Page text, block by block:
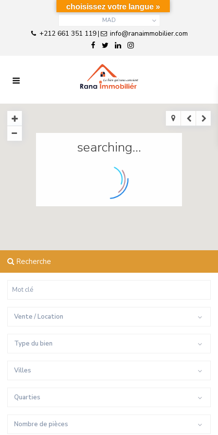
MAD
+212 661 351 119| info@ranaimmobilier.com
searching...
Recherche
Vente / Location
Type du bien
Villes
Quarties
Nombre de pièces
choisissez votre langue »